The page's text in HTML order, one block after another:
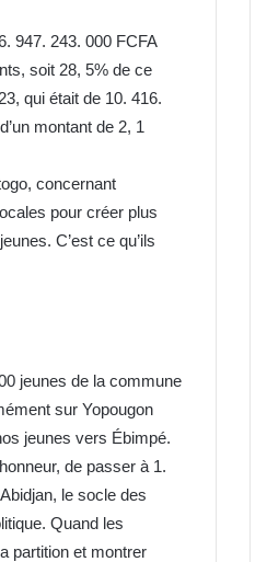
947. 243. 000 FCFA
soit 28, 5% de ce
qui était de 10. 416.
montant de 2, 1
concernant
pour créer plus
C’est ce qu’ils
jeunes de la commune
sur Yopougon
jeunes vers Ébimpé.
de passer à 1.
le socle des
Quand les
partition et montrer